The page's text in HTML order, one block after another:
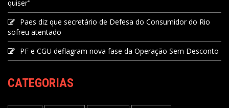
quiser"
Paes diz que secretário de Defesa do Consumidor do Rio
sofreu atentado
PF e CGU deflagram nova fase da Operação Sem Desconto
CATEGORIAS